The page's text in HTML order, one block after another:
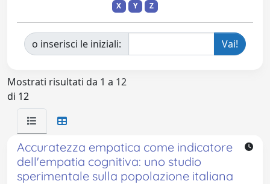
X
Y Z
o inserisci le iniziali:
Mostrati risultati da 1 a 12
di 12
Accuratezza empatica come indicatore
dell'empatia cognitiva: uno studio
sperimentale sulla popolazione italiana